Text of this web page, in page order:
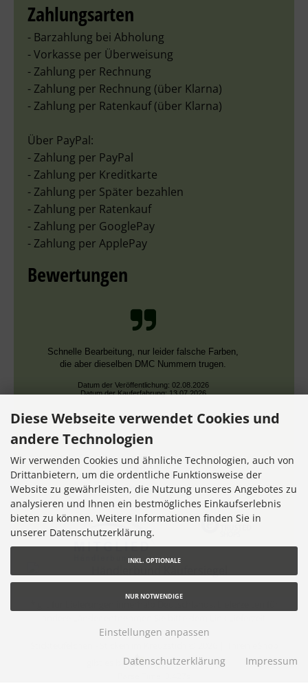
Zahlungsarten
- Barzahlung bei Abholung
- Vorkasse per Überweisung
- Zahlung per Rechnung
- Zahlung per Rechnung (über Klarna)
- Zahlung per Ratenkauf (über Klarna)
Über PayPal:
- Zahlung per PayPal
- Zahlung per Kreditkarte
- Zahlung per Später bezahlen
- Zahlung per Ratenkauf
- Zahlung per GooglePay
- Zahlung per ApplePay
Bewertungen
Schnelle Bearbeitung, nur leider falsche Farben,
die aber dieselben DMC Nummern trugen.
Datum der Veröffentlichung: 02.08.2026
Datum der Kauferfahrung: 13.07.2026
7,355 Bewertungen
gibt es bei
Werner Consulting
Diese Webseite verwendet Cookies und
andere Technologien
Wir verwenden Cookies und ähnliche Technologien, auch von
Drittanbietern, um die ordentliche Funktionsweise der
Website zu gewährleisten, die Nutzung unseres Angebotes zu
analysieren und Ihnen ein bestmögliches Einkaufserlebnis
bieten zu können. Weitere Informationen finden Sie in
unserer Datenschutzerklärung.
INKL. OPTIONALE
NUR NOTWENDIGE
Einstellungen anpassen
Datenschutzerklärung Impressum